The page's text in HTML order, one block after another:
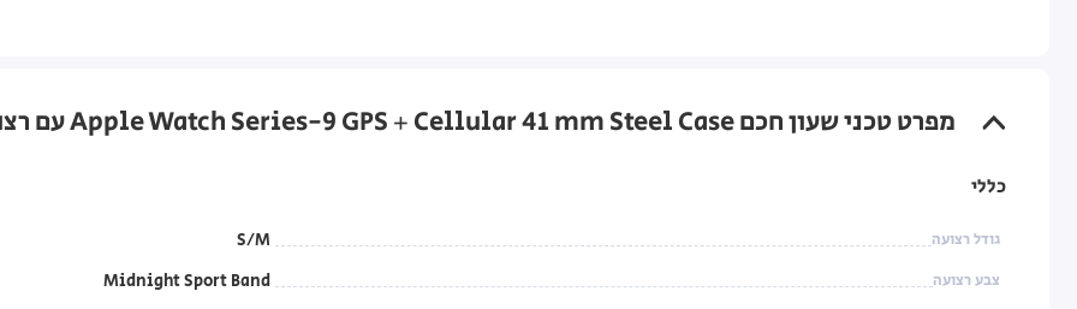
מפרט טכני שעון חכם Apple Watch Series-9 GPS + Cellular 41 mm Steel Case עם רצועה Midnight Sport Band בגודל S/M
כללי
גודל רצועה S/M
צבע רצועה Midnight Sport Band